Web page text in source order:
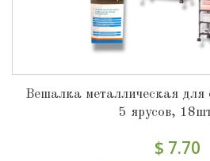
Вешалка металлическая
5 ярусов,
$ 7.70